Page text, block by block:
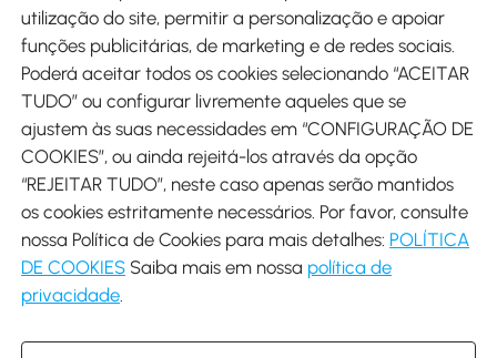
Envio
Descarregar Aosom App
Google Play
utilização do site, permitir a personalização e apoiar
funções publicitárias, de marketing e de redes sociais.
Poderá aceitar todos os cookies selecionando “ACEITAR
TUDO” ou configurar livremente aqueles que se
ajustem às suas necessidades em “CONFIGURAÇÃO DE
COOKIES”, ou ainda rejeitá-los através da opção
“REJEITAR TUDO”, neste caso apenas serão mantidos
os cookies estritamente necessários. Por favor, consulte
nossa Política de Cookies para mais detalhes: POLÍTICA
DE COOKIES Saiba mais em nossa política de
privacidade